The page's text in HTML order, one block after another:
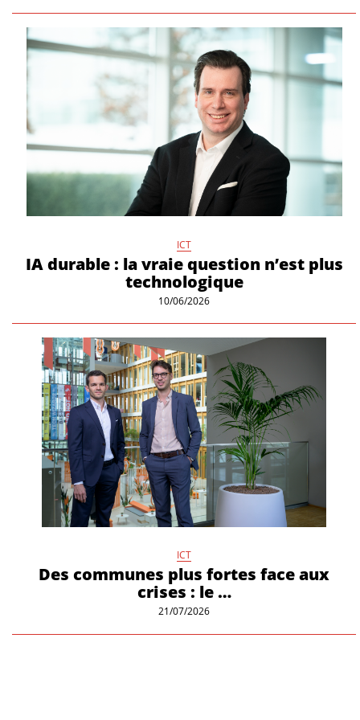
ICT
IA durable : la vraie question n’est plus
technologique
10/06/2026
ICT
Des communes plus fortes face aux
crises : le …
21/07/2026